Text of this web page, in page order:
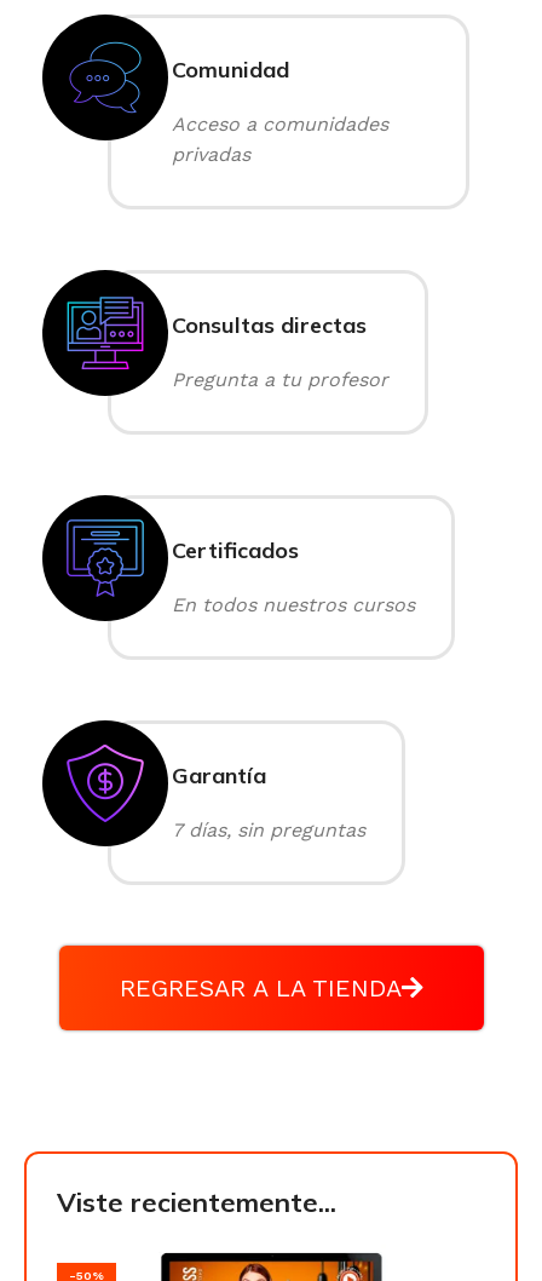
Comunidad
Acceso a comunidades
privadas
Consultas directas
Pregunta a tu profesor
Certificados
En todos nuestros cursos
Garantía
7 días, sin preguntas
REGRESAR A LA TIENDA
Viste recientemente...
-50%